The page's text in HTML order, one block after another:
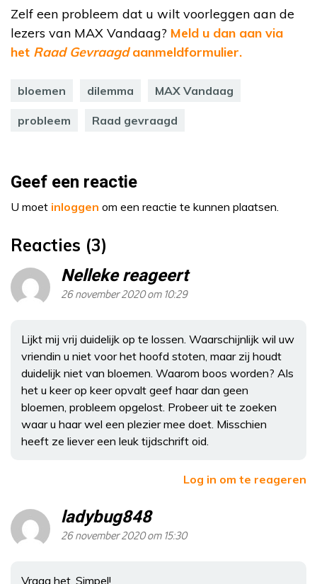
Zelf een probleem dat u wilt voorleggen aan de
lezers van MAX Vandaag? Meld u dan aan via
het Raad Gevraagdaanmeldformulier.
bloemen dilemma MAX Vandaag
probleem Raad gevraagd
Geef een reactie
U moet inloggen om een reactie te kunnen plaatsen.
Reacties (3)
Nelleke reageert
26 november 2020 om 10:29
Lijkt mij vrij duidelijk op te lossen. Waarschijnlijk wil uw
vriendin u niet voor het hoofd stoten, maar zij houdt
duidelijk niet van bloemen. Waarom boos worden? Als
het u keer op keer opvalt geef haar dan geen
bloemen, probleem opgelost. Probeer uit te zoeken
waar u haar wel een plezier mee doet. Misschien
heeft ze liever een leuk tijdschrift oid.
Log in om te reageren
ladybug848
26 november 2020 om 15:30
Vraag het. Simpel!